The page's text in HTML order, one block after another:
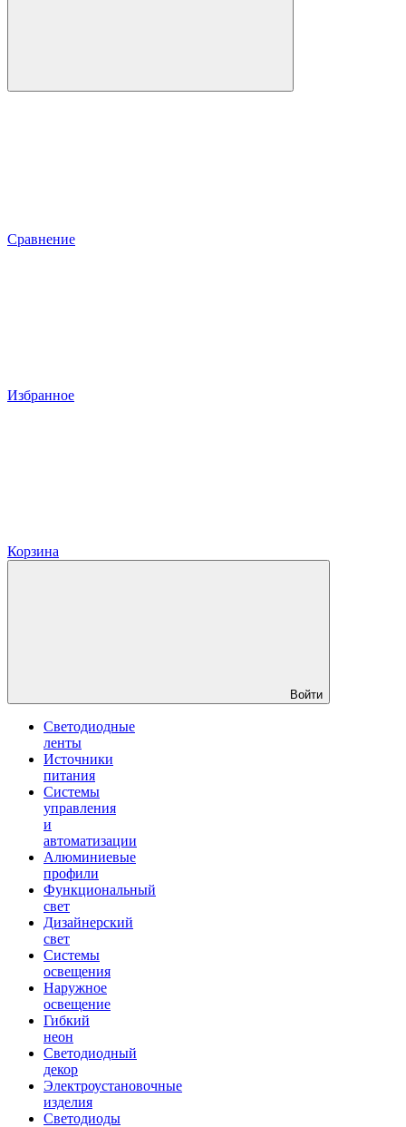
Сравнение
Избранное
Корзина
Войти
Светодиодные
ленты
Источники
питания
Системы
управления
и
автоматизации
Алюминиевые
профили
Функциональный
свет
Дизайнерский
свет
Системы
освещения
Наружное
освещение
Гибкий
неон
Светодиодный
декор
Электроустановочные
изделия
Светодиоды